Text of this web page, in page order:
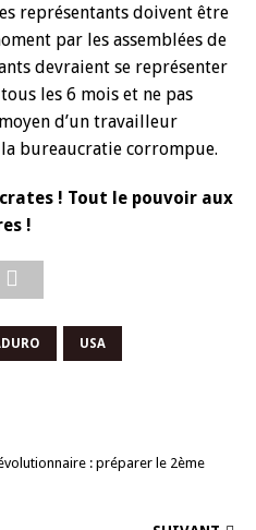
représentants doivent être
par les assemblées de
devraient se représenter
les 6 mois et ne pas
d’un travailleur
bureaucratie corrompue.
! Tout le pouvoir aux
!
USA
: préparer le 2ème